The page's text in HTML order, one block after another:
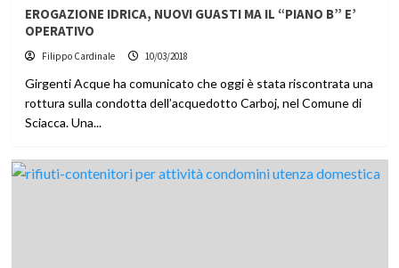
EROGAZIONE IDRICA, NUOVI GUASTI MA IL “PIANO B” E’
OPERATIVO
Filippo Cardinale 10/03/2018
Girgenti Acque ha comunicato che oggi è stata riscontrata una
rottura sulla condotta dell’acquedotto Carboj, nel Comune di
Sciacca. Una...